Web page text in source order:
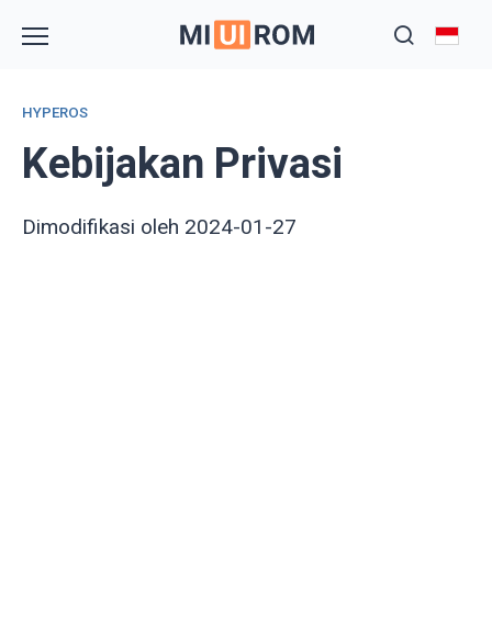
HYPEROS
Kebijakan Privasi
Dimodifikasi oleh 2024-01-27